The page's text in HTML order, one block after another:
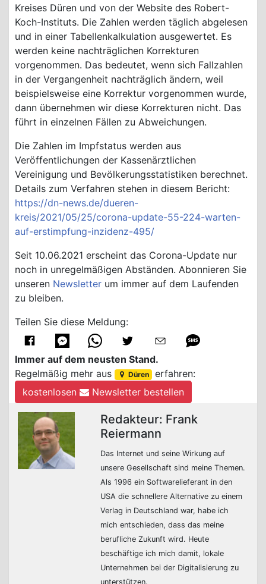
Kreises Düren und von der Website des Robert-
Koch-Instituts. Die Zahlen werden täglich abgelesen
und in einer Tabellenkalkulation ausgewertet. Es
werden keine nachträglichen Korrekturen
vorgenommen. Das bedeutet, wenn sich Fallzahlen
in der Vergangenheit nachträglich ändern, weil
beispielsweise eine Korrektur vorgenommen wurde,
dann übernehmen wir diese Korrekturen nicht. Das
führt in einzelnen Fällen zu Abweichungen.
Die Zahlen im Impfstatus werden aus
Veröffentlichungen der Kassenärztlichen
Vereinigung und Bevölkerungsstatistiken berechnet.
Details zum Verfahren stehen in diesem Bericht:
https://dn-news.de/dueren-
kreis/2021/05/25/corona-update-55-224-warten-
auf-erstimpfung-inzidenz-495/
Seit 10.06.2021 erscheint das Corona-Update nur
noch in unregelmäßigen Abständen. Abonnieren Sie
unseren Newsletter um immer auf dem Laufenden
zu bleiben.
Teilen Sie diese Meldung:
Immer auf dem neusten Stand.
Regelmäßig mehr aus
Düren
erfahren:
kostenlosen
Newsletter bestellen
Redakteur: Frank
Reiermann
Das Internet und seine Wirkung auf
unsere Gesellschaft sind meine Themen.
Als 1996 ein Softwarelieferant in den
USA die schnellere Alternative zu einem
Verlag in Deutschland war, habe ich
mich entschieden, dass das meine
berufliche Zukunft wird. Heute
beschäftige ich mich damit, lokale
Unternehmen bei der Digitalisierung zu
unterstützen.